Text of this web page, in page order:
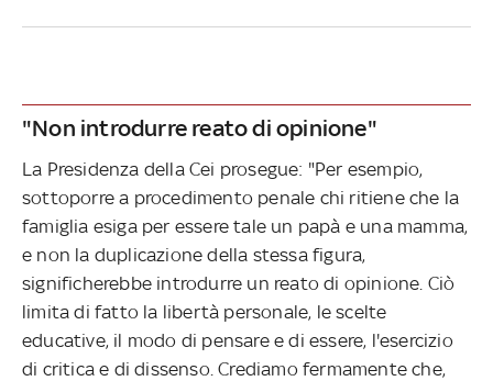
"Non introdurre reato di opinione"
La Presidenza della Cei prosegue: "Per esempio,
sottoporre a procedimento penale chi ritiene che la
famiglia esiga per essere tale un papà e una mamma,
e non la duplicazione della stessa figura,
significherebbe introdurre un reato di opinione. Ciò
limita di fatto la libertà personale, le scelte
educative, il modo di pensare e di essere, l'esercizio
di critica e di dissenso. Crediamo fermamente che,